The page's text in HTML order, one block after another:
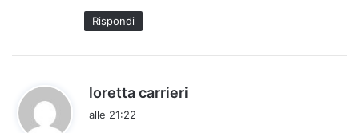
t
o
Rispondi
loretta carrieri
alle 21:22